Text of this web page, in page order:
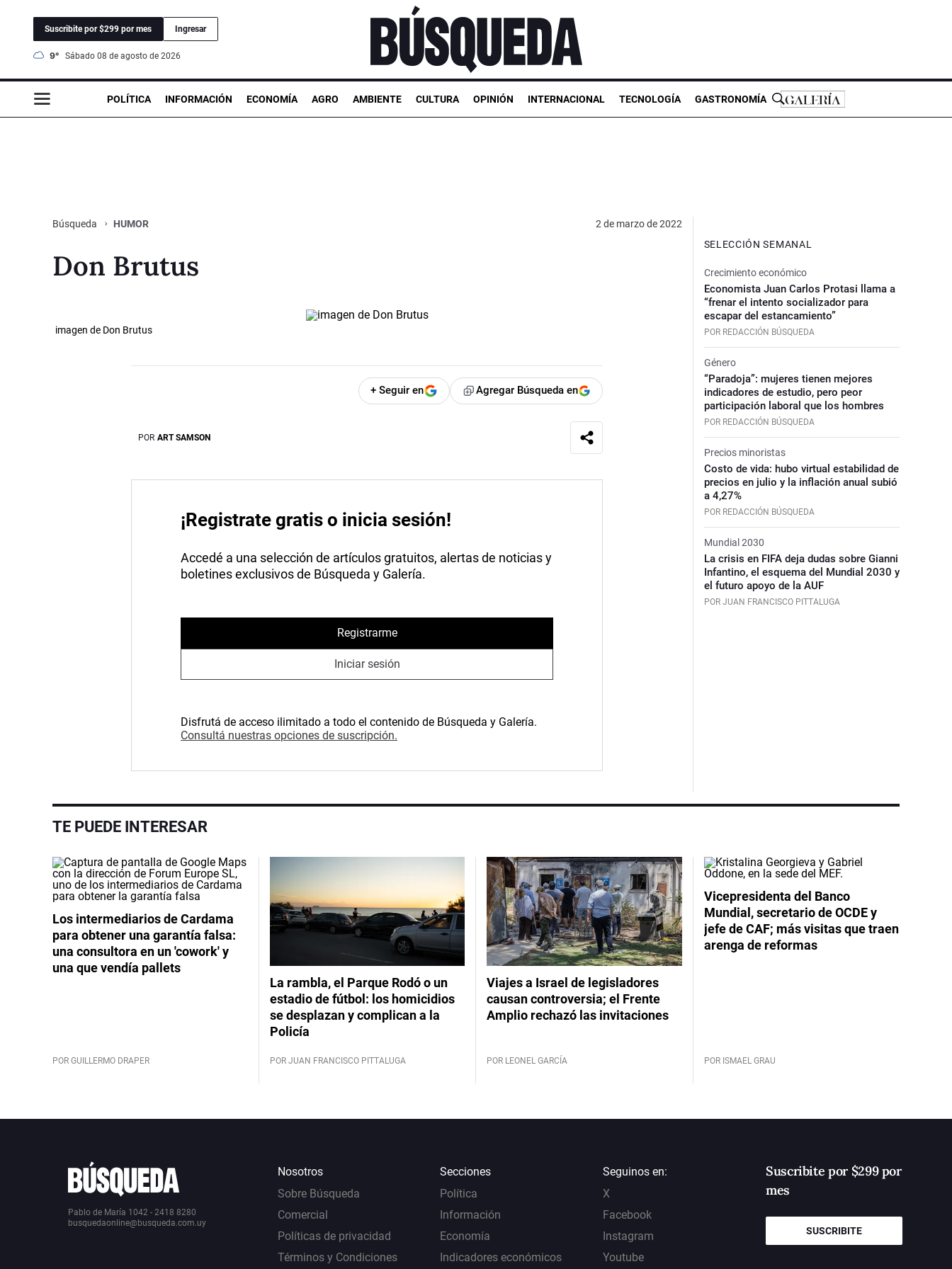
Suscribite por $299 por mes Ingresar
9° sábado 08 de agosto de 2026
POLÍTICA INFORMACIÓN ECONOMÍA AGRO AMBIENTE CULTURA OPINIÓN INTERNACIONAL TECNOLOGÍA GASTRONOMÍA
Búsqueda HUMOR 2 de marzo de 2022
Don Brutus
imagen de Don Brutus
+ Seguir en Agregar Búsqueda en
POR ART SAMSON
¡Registrate gratis o inicia sesión!
Accedé a una selección de artículos gratuitos, alertas de noticias y
boletines exclusivos de Búsqueda y Galería.
Registrarme
Iniciar sesión
Disfrutá de acceso ilimitado a todo el contenido de Búsqueda y Galería.
Consultá nuestras opciones de suscripción.
SELECCIÓN SEMANAL
Crecimiento económico
Economista Juan Carlos Protasi llama a
“frenar el intento socializador para
escapar del estancamiento”
POR REDACCIÓN BÚSQUEDA
Género
“Paradoja”: mujeres tienen mejores
indicadores de estudio, pero peor
participación laboral que los hombres
POR REDACCIÓN BÚSQUEDA
Precios minoristas
Costo de vida: hubo virtual estabilidad de
precios en julio y la inflación anual subió
a 4,27%
POR REDACCIÓN BÚSQUEDA
Mundial 2030
La crisis en FIFA deja dudas sobre Gianni
Infantino, el esquema del Mundial 2030 y
el futuro apoyo de la AUF
POR JUAN FRANCISCO PITTALUGA
TE PUEDE INTERESAR
Los intermediarios de Cardama
para obtener una garantía falsa:
una consultora en un 'cowork' y
una que vendía pallets
POR GUILLERMO DRAPER
La rambla, el Parque Rodó o un
estadio de fútbol: los homicidios
se desplazan y complican a la
Policía
POR JUAN FRANCISCO PITTALUGA
Viajes a Israel de legisladores
causan controversia; el Frente
Amplio rechazó las invitaciones
POR LEONEL GARCÍA
Vicepresidenta del Banco
Mundial, secretario de OCDE y
jefe de CAF; más visitas que traen
arenga de reformas
POR ISMAEL GRAU
Pablo de María 1042 - 2418 8280
busquedaonline@busqueda.com.uy
Nosotros
Sobre Búsqueda
Comercial
Políticas de privacidad
Términos y Condiciones
Secciones
Política
Información
Economía
Indicadores económicos
Seguinos en:
X
Facebook
Instagram
Youtube
Suscribite por $299 por
mes
SUSCRIBITE